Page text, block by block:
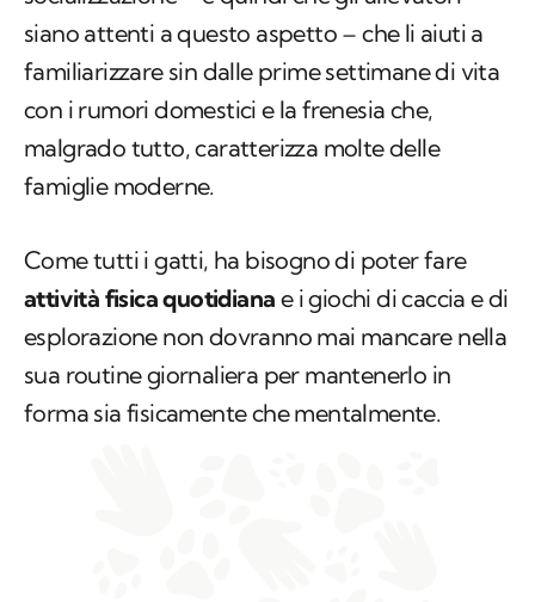
siano attenti a questo aspetto – che li aiuti a
familiarizzare sin dalle prime settimane di vita
con i rumori domestici e la frenesia che,
malgrado tutto, caratterizza molte delle
famiglie moderne.
Come tutti i gatti, ha bisogno di poter fare
attività fisica quotidiana e i giochi di caccia e di
esplorazione non dovranno mai mancare nella
sua routine giornaliera per mantenerlo in
forma sia fisicamente che mentalmente.